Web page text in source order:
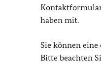
Kontaktformular
haben mit.
Sie können
Bitte beachten